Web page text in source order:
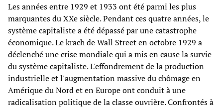
Les années entre 1929 et 1933 ont été parmi les plus
marquantes du XXe siècle. Pendant ces quatre années, le
système capitaliste a été dépassé par une catastrophe
économique. Le krach de Wall Street en octobre 1929 a
déclenché une crise mondiale qui a mis en cause la survie
du système capitaliste. L'effondrement de la production
industrielle et l'augmentation massive du chômage en
Amérique du Nord et en Europe ont conduit à une
radicalisation politique de la classe ouvrière. Confrontés à